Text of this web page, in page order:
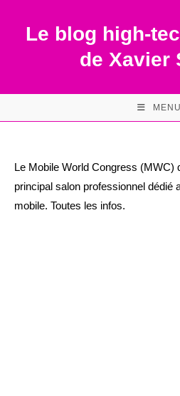
contentLe blog high-
de Xavier
MENU
Le Mobile World Congress (MWC)
principal salon professionnel dédié
mobile. Toutes les infos.